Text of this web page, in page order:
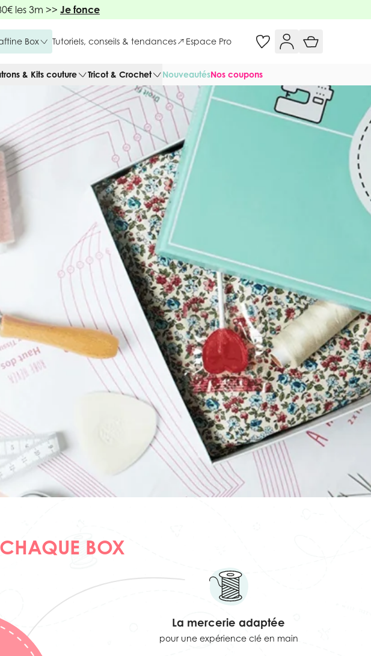
les 3m >> Je fonce
Box Tutoriels, conseils & tendances Espace Pro
& Kits couture Tricot & Crochet NouveautésNos coupons
CHAQUE BOX
La mercerie adaptée
pour une expérience clé en main